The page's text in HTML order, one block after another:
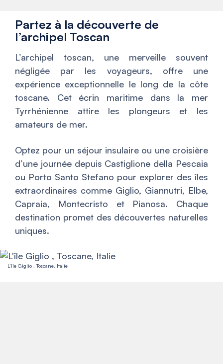
Partez à la découverte de
l’archipel Toscan
L’archipel toscan, une merveille souvent
négligée par les voyageurs, offre une
expérience exceptionnelle le long de la côte
toscane. Cet écrin maritime dans la mer
Tyrrhénienne attire les plongeurs et les
amateurs de mer.
Optez pour un séjour insulaire ou une croisière
d’une journée depuis Castiglione della Pescaia
ou Porto Santo Stefano pour explorer des îles
extraordinaires comme Giglio, Giannutri, Elbe,
Capraia, Montecristo et Pianosa. Chaque
destination promet des découvertes naturelles
uniques.
L’île Giglio , Toscane, Italie